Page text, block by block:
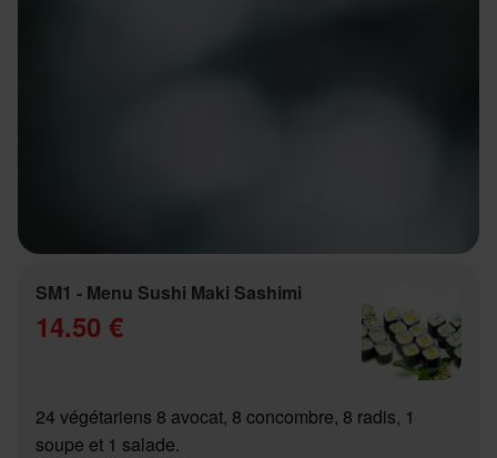
SM1 - Menu Sushi Maki Sashimi
14.50 €
24 végétariens 8 avocat, 8 concombre, 8 radis, 1
soupe et 1 salade.